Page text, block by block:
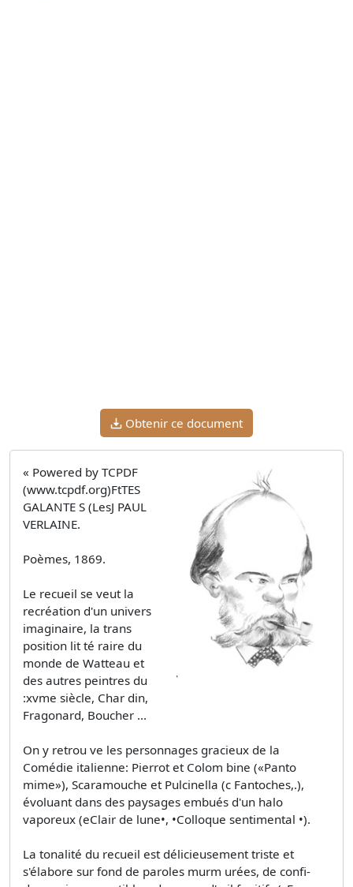
Obtenir ce document
« Powered by TCPDF
(www.tcpdf.org)FtTES
GALANTE S (LesJ PAUL
VERLAINE.
Poèmes, 1869.
Le recueil se veut la
recréation d'un univers
imaginaire, la trans
position lit­ té raire du
monde de Watteau et
des autres peintres du
:xvme siècle, Char­ din,
Fragonard, Boucher ...
On y retrou­ ve les personnages gracieux de la
Comédie italienne: Pierrot et Colom­ bine («Panto
mime»), Scaramouche et Pulcinella (c Fantoches,.),
évoluant dans des paysages embués d'un halo
vaporeux (eClair de lune•, •Colloque sentimental •).
La tonalité du recueil est délicieusement triste et
s'élabore sur fond de paroles murm urées, de confi­